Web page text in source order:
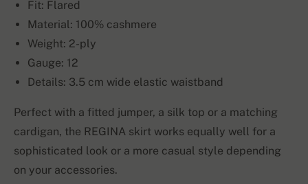
Fit: Flared
Material: 100% cashmere
Weight: 2-ply
Gauge: 12
Details: 3.5 cm wide elastic waistband
Perfect with a fitted jumper, a silk top or a matching
cardigan, the REGINA skirt works equally well for a
sophisticated look or a more casual style depending
on your accessories.